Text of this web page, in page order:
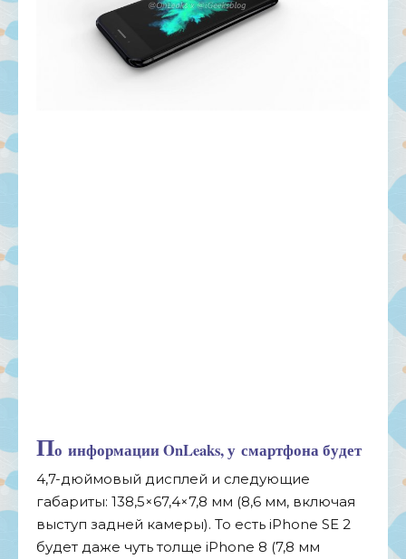
По информации OnLeaks, у смартфона будет
4,7-дюймовый дисплей и следующие
габариты: 138,5×67,4×7,8 мм (8,6 мм, включая
выступ задней камеры). То есть iPhone SE 2
будет даже чуть толще iPhone 8 (7,8 мм